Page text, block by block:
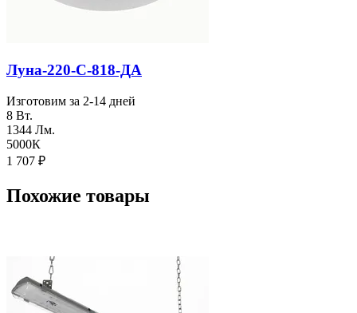
Луна-220-С-818-ДА
Изготовим за 2-14 дней
8 Вт.
1344 Лм.
5000К
1 707 ₽
Похожие товары